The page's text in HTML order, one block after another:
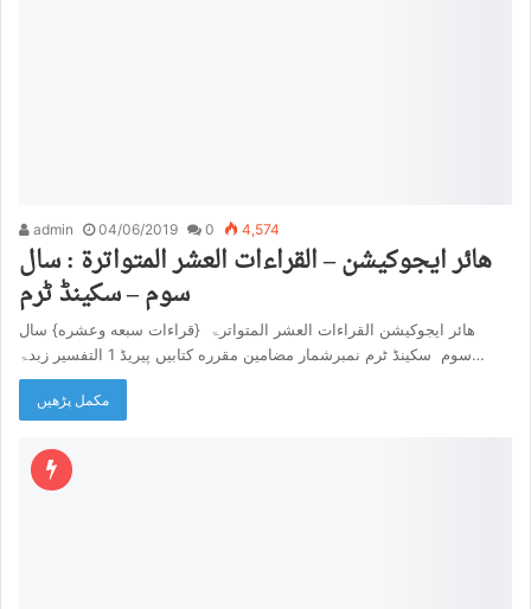
admin 04/06/2019 0 4,574
هائر ایجوکیشن – القراءات العشر المتواترۃ : سال
سوم – سکینڈ ٹرم
هائر ایجوکیشن القراءات العشر المتواترۃ {قراءات سبعه وعشره} سال
سوم سکینڈ ٹرم نمبرشمار مضامین مقرره کتابیں پیریڈ 1 التفسیر زبدۃ…
مکمل پڑھیں